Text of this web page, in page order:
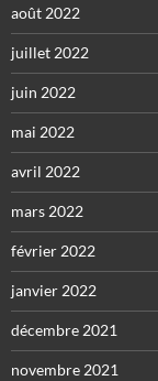
août 2022
juillet 2022
juin 2022
mai 2022
avril 2022
mars 2022
février 2022
janvier 2022
décembre 2021
novembre 2021